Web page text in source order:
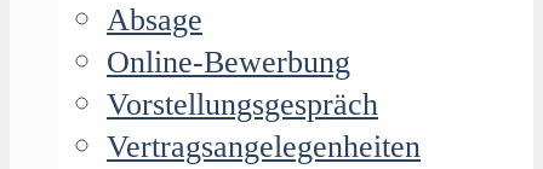
Absage
Online-Bewerbung
Vorstellungsgespräch
Vertragsangelegenheiten